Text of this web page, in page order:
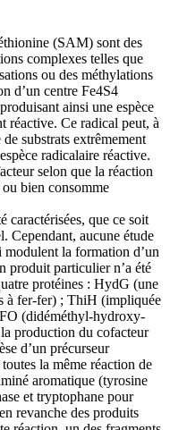
(SAM) sont des
complexes telles que
ou des méthylations
d’un centre Fe4S4
ainsi une espèce
réactive. Ce radical peut, à
substrats extrêmement
radicalaire réactive.
selon que la réaction
bien consomme
caractérisées, que ce soit
Cependant, aucune étude
modulent la formation d’un
produit particulier n’a été
protéines : HydG (une
à fer-fer) ; ThiH (impliquée
(didéméthyl-hydroxy-
production du cofacteur
d’un précurseur
la même réaction de
aromatique (tyrosine
et tryptophane pour
revanche des produits